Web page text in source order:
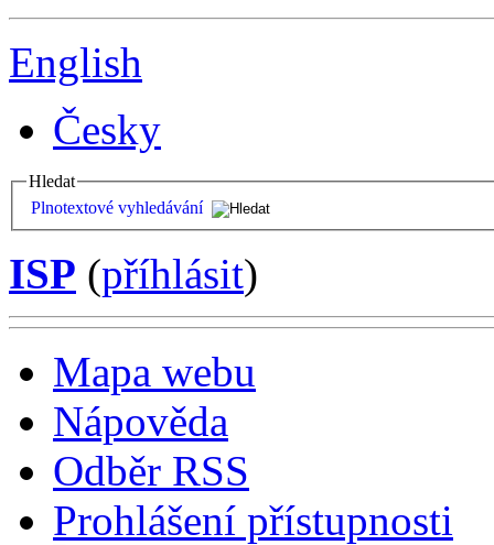
English
Česky
Hledat
Plnotextové vyhledávání
ISP (příhlásit)
Mapa webu
Nápověda
Odběr RSS
Prohlášení přístupnosti